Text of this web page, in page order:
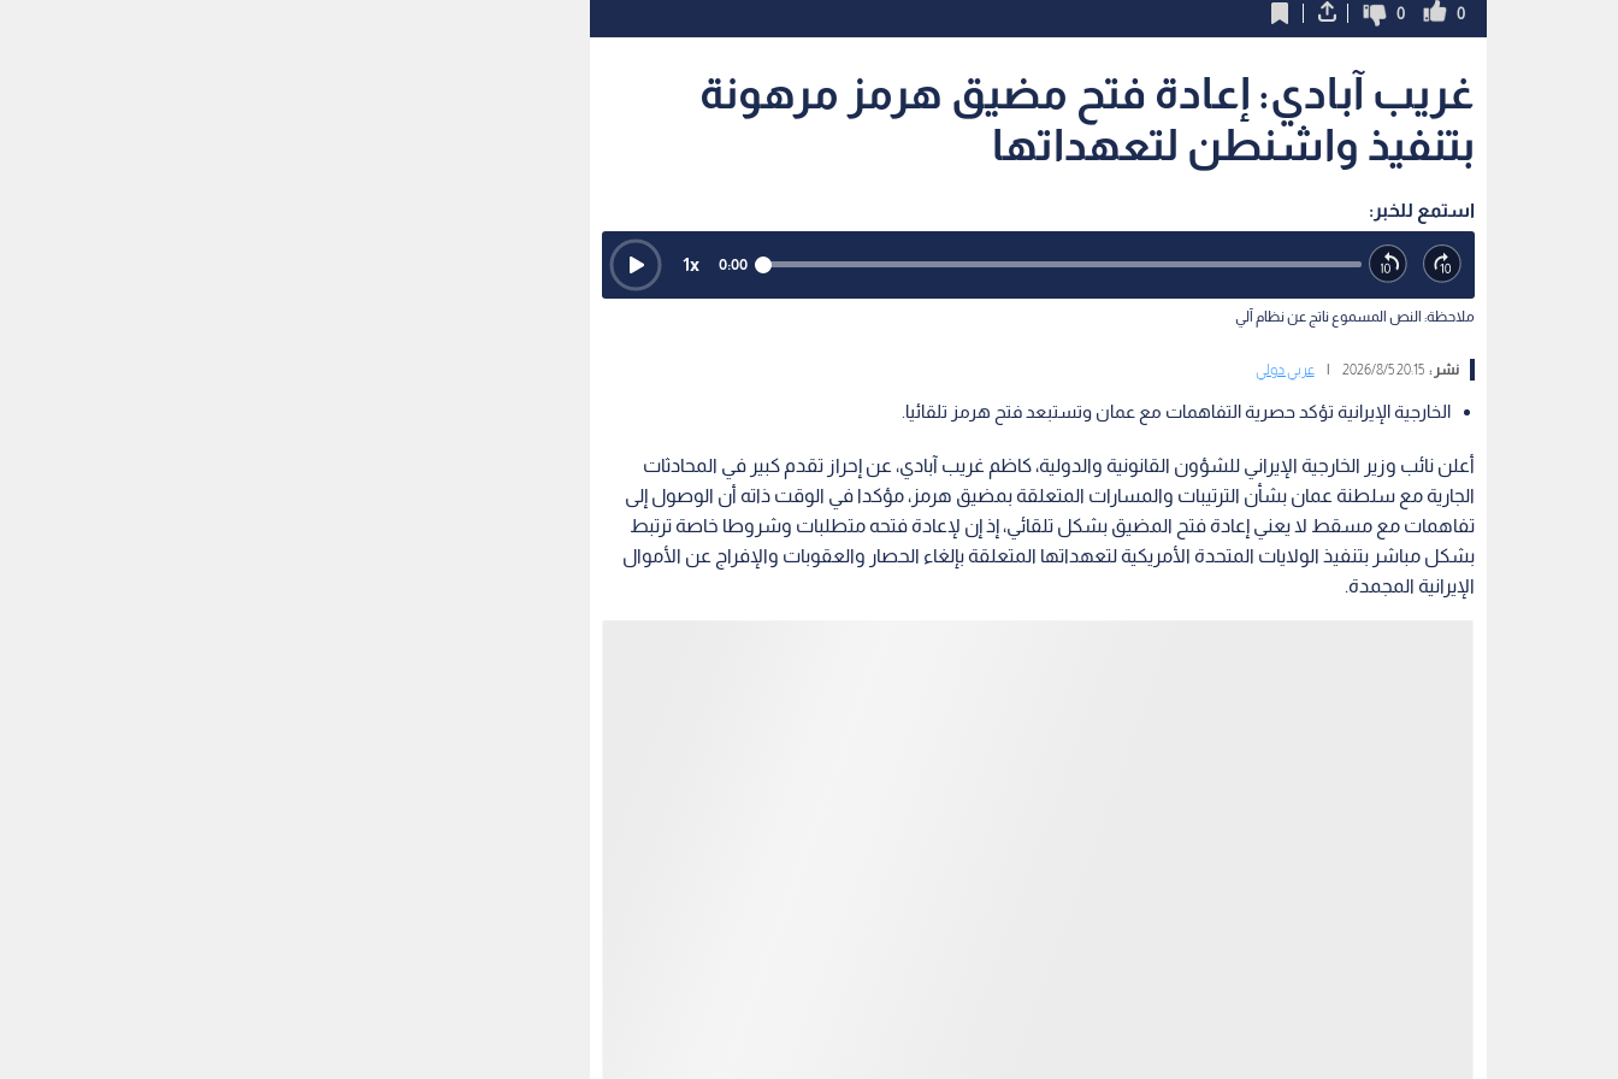
0
0
غريب آبادي: إعادة فتح مضيق هرمز مرهونة
بتنفيذ واشنطن لتعهداتها
استمع للخبر:
0:00
1x
ملاحظة: النص المسموع ناتج عن نظام آلي
نشر :20:15 2026/8/5
| عربي دولي
الخارجية الإيرانية تؤكد حصرية التفاهمات مع عمان وتستبعد فتح هرمز تلقائيا.
أعلن نائب وزير الخارجية الإيراني للشؤون القانونية والدولية، كاظم غريب آبادي، عن إحراز تقدم كبير في المحادثات
الجارية مع سلطنة عمان بشأن الترتيبات والمسارات المتعلقة بمضيق هرمز، مؤكدا في الوقت ذاته أن الوصول إلى
تفاهمات مع مسقط لا يعني إعادة فتح المضيق بشكل تلقائي، إذ إن لإعادة فتحه متطلبات وشروطا خاصة ترتبط
بشكل مباشر بتنفيذ الولايات المتحدة الأمريكية لتعهداتها المتعلقة بإلغاء الحصار والعقوبات والإفراج عن الأموال
الإيرانية المجمدة.